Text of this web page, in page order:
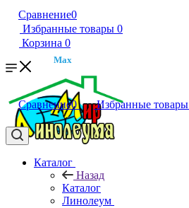
Сравнение0
Избранные товары 0
Корзина 0
Max
Сравнение0 Избранные товары
Каталог
Назад
Каталог
Линолеум